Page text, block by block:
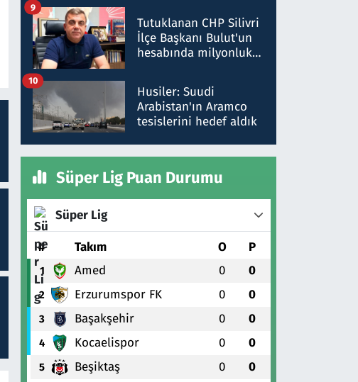
düşürüldüğü" iddiasını
yalanladı
Tutuklanan CHP Silivri
İlçe Başkanı Bulut'un
hesabında milyonluk
talimat verdi, ben
gönderdim
9
Husiler: Suudi
Arabistan'ın Aramco
tesislerini hedef aldık
10
Süper Lig Puan Durumu
Süper Lig
# Takım O P
1 Amed 0 0
2 Erzurumspor FK 0 0
3 Başakşehir 0 0
4 Kocaelispor 0 0
5 Beşiktaş 0 0